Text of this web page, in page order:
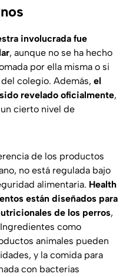
involucrada fue
, aunque no se ha hecho
por ella misma o si
colegio. Además, el
revelado oficialmente,
cierto nivel de
de los productos
no está regulada bajo
alimentaria. Health
están diseñados para
de los perros,
como
animales pueden
y la comida para
con bacterias